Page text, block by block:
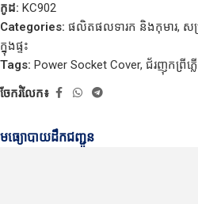
កូដ: KC902
Categories: ផលិតផលទារក និងកុមារ, ស
ក្នុងផ្ទះ
Tags: Power Socket Cover, ជ័រញុកព្រីភ្ល
ចែករំលែក៖
មធ្យោបាយដឹកជញ្ជូន